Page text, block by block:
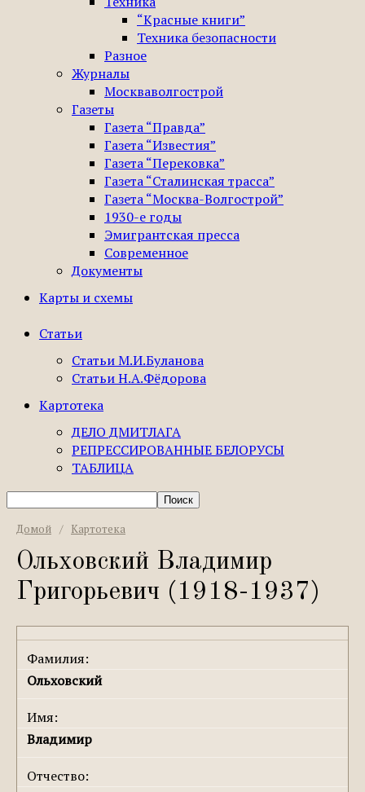
“Красные книги”
Техника безопасности
Разное
Журналы
Москваволгострой
Газеты
Газета “Правда”
Газета “Известия”
Газета “Перековка”
Газета “Сталинская трасса”
Газета “Москва-Волгострой”
1930-е годы
Эмигрантская пресса
Современное
Документы
Карты и схемы
Статьи
Статьи М.И.Буланова
Статьи Н.А.Фёдорова
Картотека
ДЕЛО ДМИТЛАГА
РЕПРЕССИРОВАННЫЕ БЕЛОРУСЫ
ТАБЛИЦА
Домой / Картотека
Ольховский Владимир
Григорьевич (1918-1937)
Фамилия:
Ольховский
Имя:
Владимир
Отчество: